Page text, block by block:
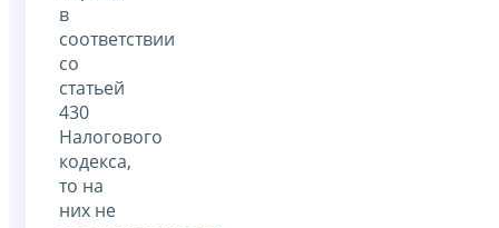
в
соответствии
со
статьей
430
Налогового
кодекса,
то на
них не